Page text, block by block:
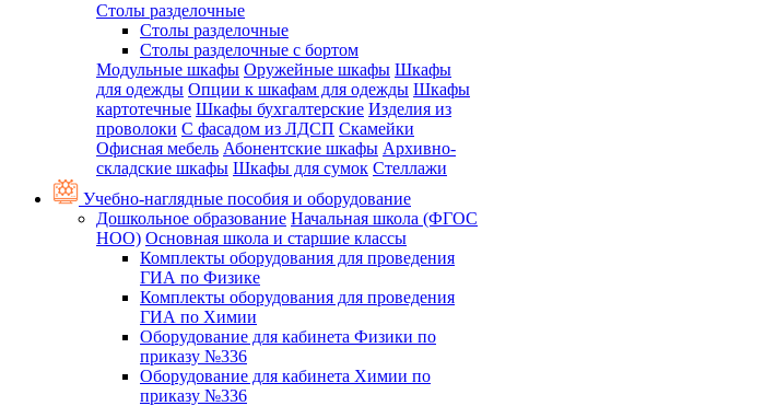
Столы разделочные
Столы разделочные
Столы разделочные с бортом
Модульные шкафы Оружейные шкафы Шкафы
для одежды Опции к шкафам для одежды Шкафы
картотечные Шкафы бухгалтерские Изделия из
проволоки С фасадом из ЛДСП Скамейки
Офисная мебель Абонентские шкафы Архивно-
складские шкафы Шкафы для сумок Стеллажи
Учебно-наглядные пособия и оборудование
Дошкольное образование Начальная школа (ФГОС
НОО) Основная школа и старшие классы
Комплекты оборудования для проведения
ГИА по Физике
Комплекты оборудования для проведения
ГИА по Химии
Оборудование для кабинета Физики по
приказу №336
Оборудование для кабинета Химии по
приказу №336